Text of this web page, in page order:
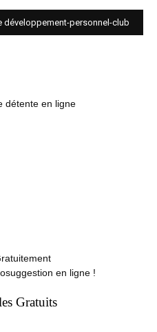
développement-personnel-club
détente en ligne
en ligne !
Gratuits